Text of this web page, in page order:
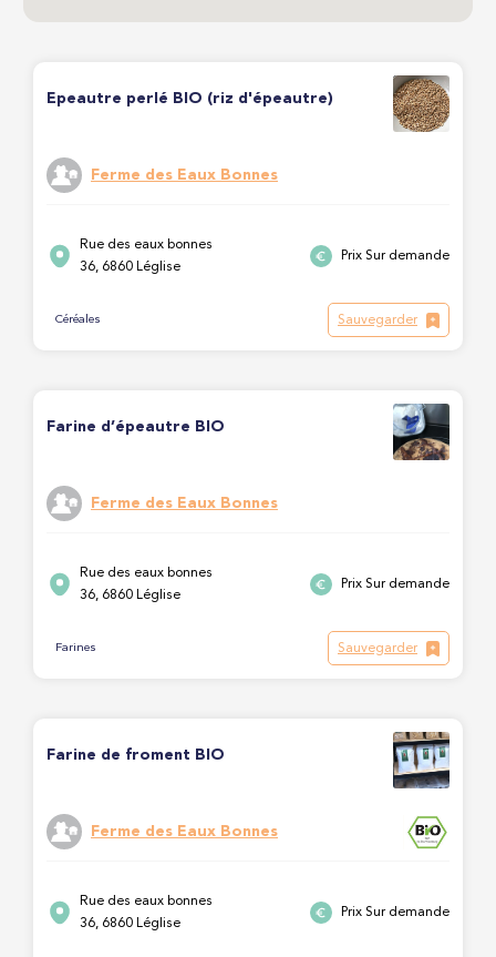
Epeautre perlé BIO (riz d'épeautre)
Ferme des Eaux Bonnes
Rue des eaux bonnes
36, 6860 Léglise
Prix Sur demande
Céréales Sauvegarder
Farine d’épeautre BIO
Ferme des Eaux Bonnes
Rue des eaux bonnes
36, 6860 Léglise
Prix Sur demande
Farines Sauvegarder
Farine de froment BIO
Ferme des Eaux Bonnes
Rue des eaux bonnes
36, 6860 Léglise
Prix Sur demande